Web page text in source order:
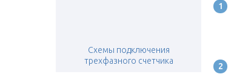
Схемы подключения
трехфазного счетчика